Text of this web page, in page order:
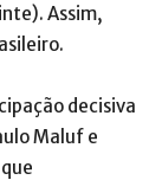
Assim,
decisiva
Maluf e